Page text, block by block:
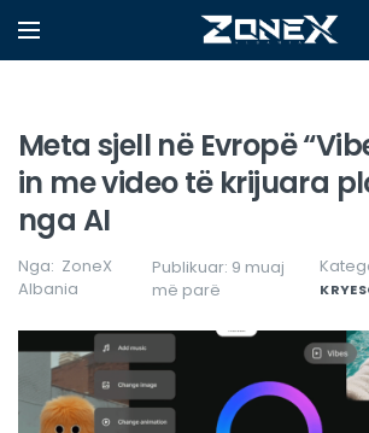
Meta sjell në Evropë
in me video të krijuara
nga AI
Nga: ZoneX
Albania
Publikuar: 9 muaj
më parë